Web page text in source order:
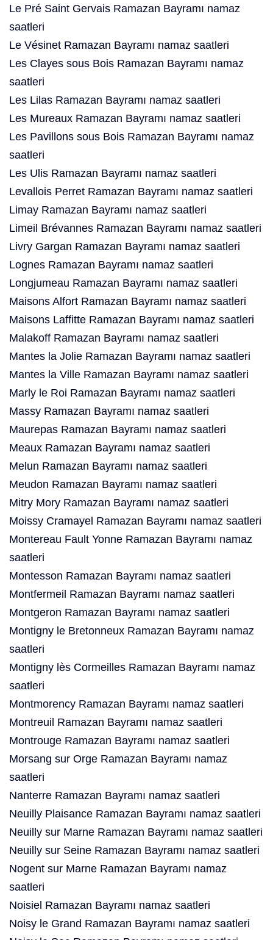
Le Pré Saint Gervais Ramazan Bayramı namaz
saatleri
Le Vésinet Ramazan Bayramı namaz saatleri
Les Clayes sous Bois Ramazan Bayramı namaz
saatleri
Les Lilas Ramazan Bayramı namaz saatleri
Les Mureaux Ramazan Bayramı namaz saatleri
Les Pavillons sous Bois Ramazan Bayramı namaz
saatleri
Les Ulis Ramazan Bayramı namaz saatleri
Levallois Perret Ramazan Bayramı namaz saatleri
Limay Ramazan Bayramı namaz saatleri
Limeil Brévannes Ramazan Bayramı namaz saatleri
Livry Gargan Ramazan Bayramı namaz saatleri
Lognes Ramazan Bayramı namaz saatleri
Longjumeau Ramazan Bayramı namaz saatleri
Maisons Alfort Ramazan Bayramı namaz saatleri
Maisons Laffitte Ramazan Bayramı namaz saatleri
Malakoff Ramazan Bayramı namaz saatleri
Mantes la Jolie Ramazan Bayramı namaz saatleri
Mantes la Ville Ramazan Bayramı namaz saatleri
Marly le Roi Ramazan Bayramı namaz saatleri
Massy Ramazan Bayramı namaz saatleri
Maurepas Ramazan Bayramı namaz saatleri
Meaux Ramazan Bayramı namaz saatleri
Melun Ramazan Bayramı namaz saatleri
Meudon Ramazan Bayramı namaz saatleri
Mitry Mory Ramazan Bayramı namaz saatleri
Moissy Cramayel Ramazan Bayramı namaz saatleri
Montereau Fault Yonne Ramazan Bayramı namaz
saatleri
Montesson Ramazan Bayramı namaz saatleri
Montfermeil Ramazan Bayramı namaz saatleri
Montgeron Ramazan Bayramı namaz saatleri
Montigny le Bretonneux Ramazan Bayramı namaz
saatleri
Montigny lès Cormeilles Ramazan Bayramı namaz
saatleri
Montmorency Ramazan Bayramı namaz saatleri
Montreuil Ramazan Bayramı namaz saatleri
Montrouge Ramazan Bayramı namaz saatleri
Morsang sur Orge Ramazan Bayramı namaz
saatleri
Nanterre Ramazan Bayramı namaz saatleri
Neuilly Plaisance Ramazan Bayramı namaz saatleri
Neuilly sur Marne Ramazan Bayramı namaz saatleri
Neuilly sur Seine Ramazan Bayramı namaz saatleri
Nogent sur Marne Ramazan Bayramı namaz
saatleri
Noisiel Ramazan Bayramı namaz saatleri
Noisy le Grand Ramazan Bayramı namaz saatleri